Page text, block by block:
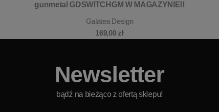
gunmetal GDSWITCHGM W MAGAZYNIE!!
Galatea Design
169,00 zł
Newsletter
bądź na bieżąco z ofertą sklepu!